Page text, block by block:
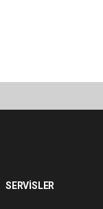
SERVİSLER